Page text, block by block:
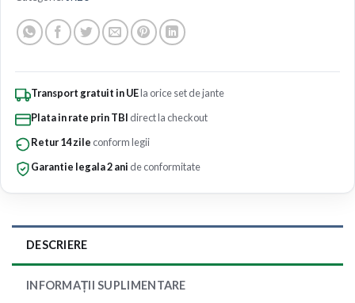
Transport gratuit in UEla orice set de jante
Plata in rate prin TBI direct la checkout
Retur 14 zile conform legii
Garantie legala 2 ani de conformitate
DESCRIERE
INFORMAȚII SUPLIMENTARE